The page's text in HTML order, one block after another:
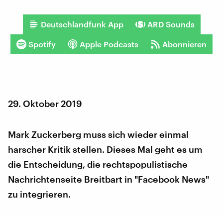
Deutschlandfunk App ARD Sounds
Spotify Apple Podcasts Abonnieren
29. Oktober 2019
Mark Zuckerberg muss sich wieder einmal
harscher Kritik stellen. Dieses Mal geht es um
die Entscheidung, die rechtspopulistische
Nachrichtenseite Breitbart in "Facebook News"
zu integrieren.